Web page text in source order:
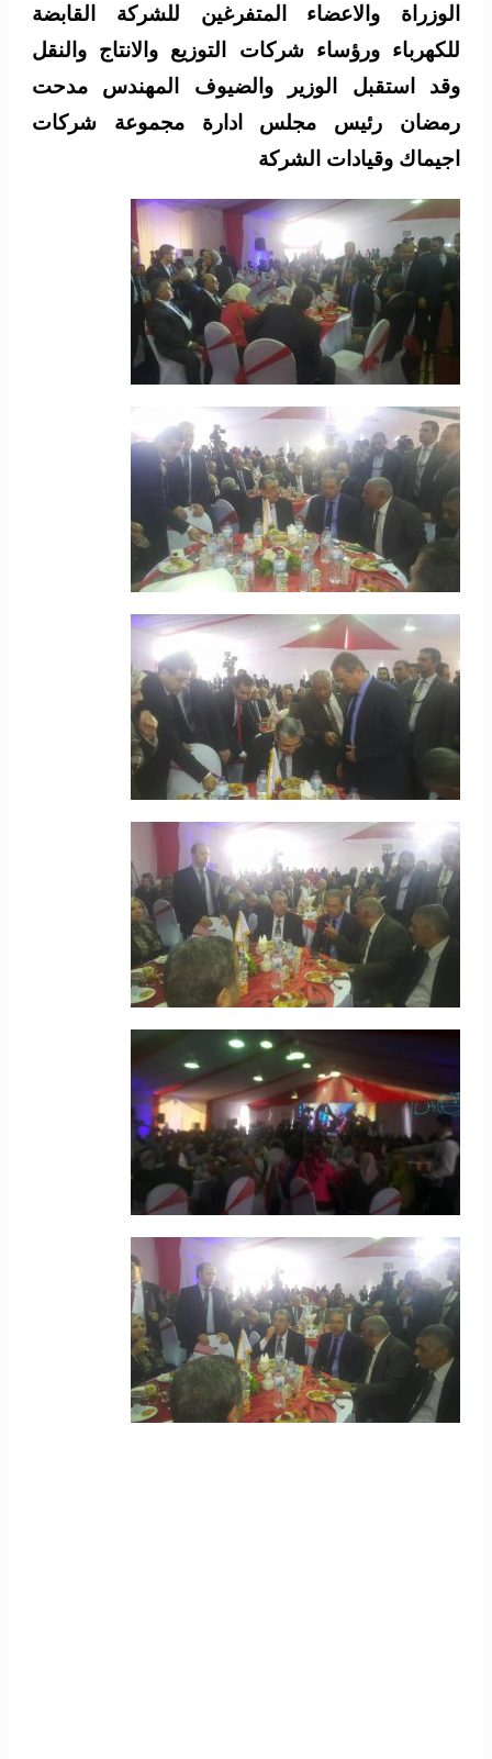
الوزراة والاعضاء المتفرغين للشركة القابضة
للكهرباء ورؤساء شركات التوزيع والانتاج والنقل
وقد استقبل الوزير والضيوف المهندس مدحت
رمضان رئيس مجلس ادارة مجموعة شركات
اجيماك وقيادات الشركة